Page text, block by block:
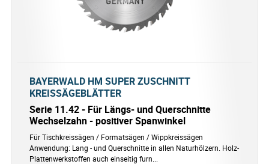
BAYERWALD HM SUPER ZUSCHNITT
KREISSÄGEBLÄTTER
Serie 11.42 - Für Längs- und Querschnitte
Wechselzahn - positiver Spanwinkel
Für Tischkreissägen / Formatsägen / Wippkreissägen
Anwendung: Lang - und Querschnitte in allen Naturhölzern. Holz-
Plattenwerkstoffen auch einseitig furn...